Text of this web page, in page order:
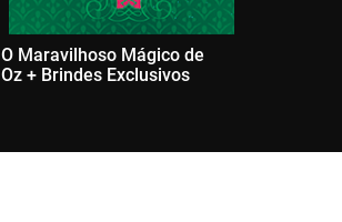
O Maravilhoso Mágico de
Oz + Brindes Exclusivos